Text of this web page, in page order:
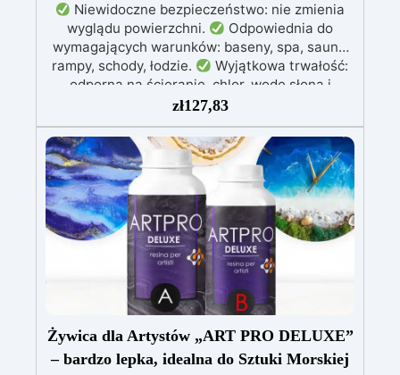
Niewidoczne bezpieczeństwo: nie zmienia
wyglądu powierzchni.
Odpowiednia do
wymagających warunków: baseny, spa, sauny,
rampy, schody, łodzie.
Wyjątkowa trwałość:
odporna na ścieranie, chlor, wodę słoną i
warunki atmosferyczne. Średnia żywotność
ponad 10 lat.
Łatwa aplikacja: 3-składnikowy
system gotowy do użycia, naprawia także
drobne pęknięcia i defekty.
Profesjonalne i
certyfikowane rozwiązanie z Deklaracją
Właściwości Użytkowych (DoP).
zł127,83
Żywica dla Artystów „ART PRO DELUXE”
– bardzo lepka, idealna do Sztuki Morskiej